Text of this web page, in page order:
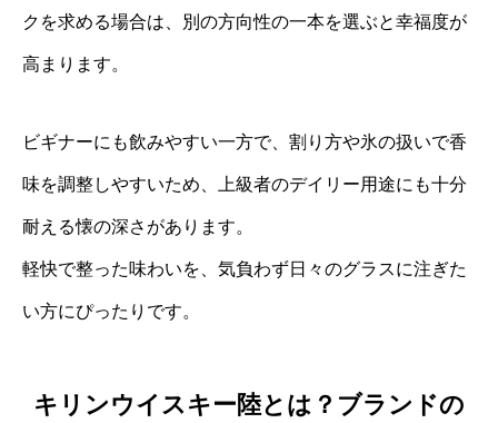
クを求める場合は、別の方向性の一本を選ぶと幸福度が
高まります。
ビギナーにも飲みやすい一方で、割り方や氷の扱いで香
味を調整しやすいため、上級者のデイリー用途にも十分
耐える懐の深さがあります。
軽快で整った味わいを、気負わず日々のグラスに注ぎた
い方にぴったりです。
キリンウイスキー陸とは？ブランドの